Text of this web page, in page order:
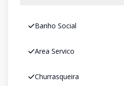
Banho Social
Area Servico
Churrasqueira